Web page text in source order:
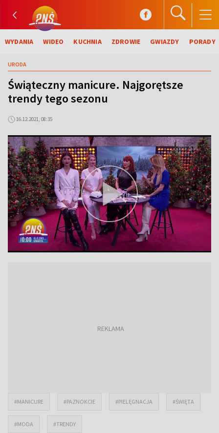
WYDANIA WIDEO KUCHNIA ZDROWIE GWIAZDY PORADY
URODA
Świąteczny manicure. Najgorętsze
trendy tego sezonu
16.12.2021, 08:35
#MANICURE #PAZNOKCIE #PIELĘGNACJA #ŚWIĘTA
#MODA #TRENDY